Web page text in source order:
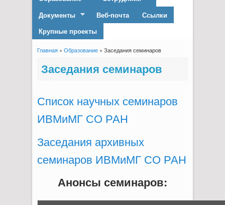
Документы
Веб-почта
Ссылки
Крупные проекты
Вы здесь
Главная» Образование» Заседания семинаров
Заседания семинаров
Список научных семинаров
ИВМиМГ СО РАН
Заседания архивных
семинаров ИВМиМГ СО РАН
Анонсы семинаров: